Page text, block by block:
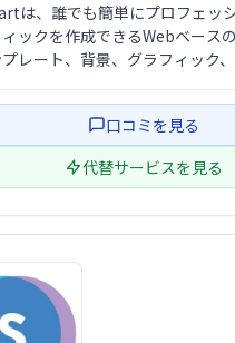
は、誰でも簡単にプロフェッ
ックを作成できるWebベース
レート、背景、グラフィック
。動画の埋め込みにも対応。
あり、ビジネスシーン …
口コミを見る
代替サービスを見る